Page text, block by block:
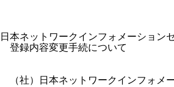
ネットワークインフォメーション
録内容変更手続について
）日本ネットワークインフォメー